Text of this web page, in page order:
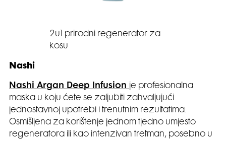
2u1 prirodni regenerator za
kosu
Nashi
Nashi Argan Deep Infusion je profesionalna
maska ​​u koju ćete se zaljubiti zahvaljujući
jednostavnoj upotrebi i trenutnim rezultatima.
Osmišljena za korištenje jednom tjedno umjesto
regeneratora ili kao intenzivan tretman, posebno u